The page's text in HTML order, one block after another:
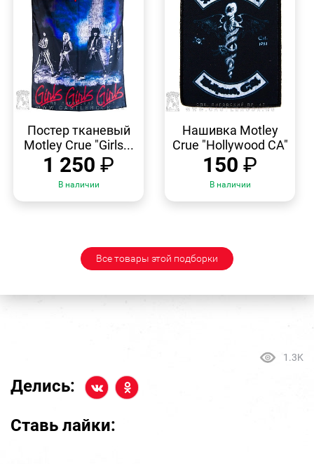
ПРОСМОТР
Постер тканевый
Motley Crue "Girls...
1 250 ₽
В наличии
ПРОСМОТР
Нашивка Motley
Crue "Hollywood CA"
150 ₽
В наличии
Все товары этой подборки
1.3K
Делись:
Ставь лайки: